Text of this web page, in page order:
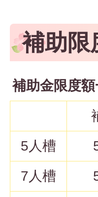
補助限
補助金限度
5人槽
7人槽